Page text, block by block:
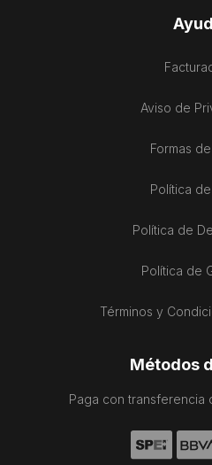
Aviso de
Formas
Política
Política de
Política de
Términos y
Métodos
Paga con transferencia